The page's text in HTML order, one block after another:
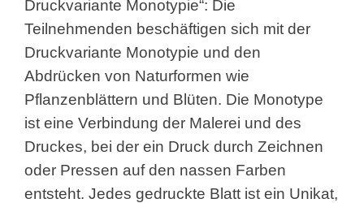
Druckvariante Monotypie“: Die
Teilnehmenden beschäftigen sich mit der
Druckvariante Monotypie und den
Abdrücken von Naturformen wie
Pflanzenblättern und Blüten. Die Monotype
ist eine Verbindung der Malerei und des
Druckes, bei der ein Druck durch Zeichnen
oder Pressen auf den nassen Farben
entsteht. Jedes gedruckte Blatt ist ein Unikat,